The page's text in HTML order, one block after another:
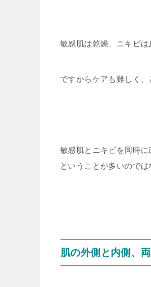
敏感肌は乾燥、ニキビは
ですからケアも難しく
敏感肌とニキビを同時に
ということが多いのでは
肌の外側と内側、